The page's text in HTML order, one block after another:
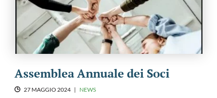
Assemblea Annuale dei Soci
27 MAGGIO 2024 | NEWS